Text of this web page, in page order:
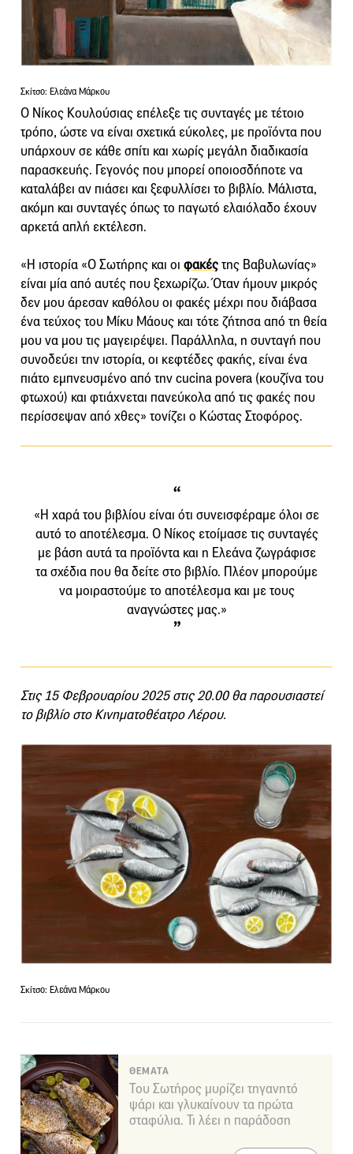
Σκίτσο: Ελεάνα Μάρκου
Ο Νίκος Κουλούσιας επέλεξε τις συνταγές με τέτοιο
τρόπο, ώστε να είναι σχετικά εύκολες, με προϊόντα που
υπάρχουν σε κάθε σπίτι και χωρίς μεγάλη διαδικασία
παρασκευής. Γεγονός που μπορεί οποιοσδήποτε να
καταλάβει αν πιάσει και ξεφυλλίσει το βιβλίο. Μάλιστα,
ακόμη και συνταγές όπως το παγωτό ελαιόλαδο έχουν
αρκετά απλή εκτέλεση.
«Η ιστορία «Ο Σωτήρης και οι φακέςτης Βαβυλωνίας»
είναι μία από αυτές που ξεχωρίζω. Όταν ήμουν μικρός
δεν μου άρεσαν καθόλου οι φακές μέχρι που διάβασα
ένα τεύχος του Μίκυ Μάους και τότε ζήτησα από τη θεία
μου να μου τις μαγειρέψει. Παράλληλα, η συνταγή που
συνοδεύει την ιστορία, οι κεφτέδες φακής, είναι ένα
πιάτο εμπνευσμένο από την cucina povera (κουζίνα του
φτωχού) και φτιάχνεται πανεύκολα από τις φακές που
περίσσεψαν από χθες» τονίζει ο Κώστας Στοφόρος.
«Η χαρά του βιβλίου είναι ότι συνεισφέραμε όλοι σε
αυτό το αποτέλεσμα. Ο Νίκος ετοίμασε τις συνταγές
με βάση αυτά τα προϊόντα και η Ελεάνα ζωγράφισε
τα σχέδια που θα δείτε στο βιβλίο. Πλέον μπορούμε
να μοιραστούμε το αποτέλεσμα και με τους
αναγνώστες μας.»
Στις 15 Φεβρουαρίου 2025 στις 20.00 θα παρουσιαστεί
το βιβλίο στο Κινηματοθέατρο Λέρου.
Σκίτσο: Ελεάνα Μάρκου
ΘΕΜΑΤΑ
Του Σωτήρος μυρίζει τηγανητό
ψάρι και γλυκαίνουν τα πρώτα
σταφύλια. Τι λέει η παράδοση